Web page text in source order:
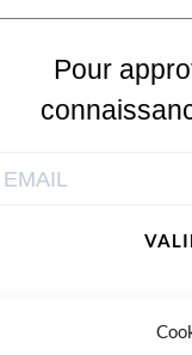
Pour